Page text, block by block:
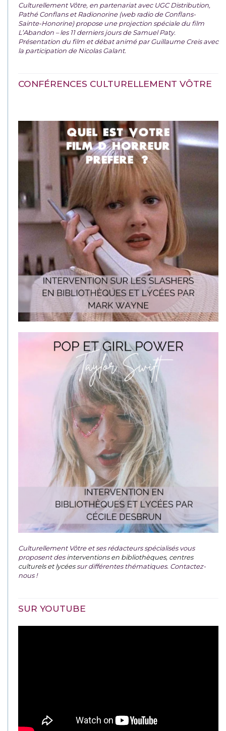
Culturellement Vôtre, en partenariat avec UGC Distribution,
Pathé Conflans et Radionorine (web radio de Conflans-
Sainte-Honorine) propose une projection spéciale du film
L’Abandon – les 11 derniers jours de Samuel Paty.
Présentation du film et débat animé par Guillaume Creis avec
la participation de Nicolas Galant.
CONFÉRENCES CULTURELLEMENT VÔTRE
Culturellement Vôtre et ses rédacteurs spécialisés vous
proposent desinterventions en bibliothèques, centres
culturels et lycéessur différentes thématiques. Contactez-
nous !
SUR YOUTUBE